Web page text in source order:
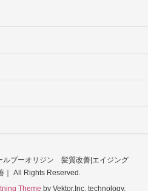
ブーオリジン 髪質改善|エイジング
｜ All Rights Reserved.
Theme by Vektor,Inc. technology.